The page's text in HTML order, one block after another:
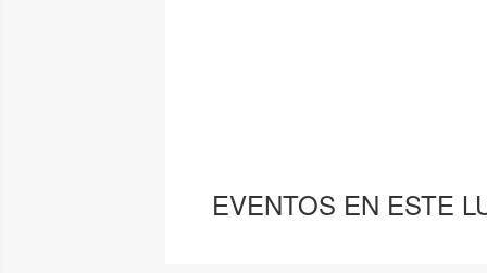
EVENTOS EN ESTE